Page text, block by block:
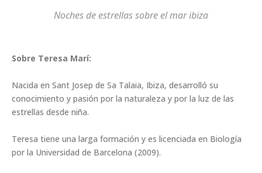
Noches de estrellas sobre el mar ibiza
Sobre Teresa Marí:
Nacida en Sant Josep de Sa Talaia, Ibiza, desarrolló su
conocimiento y pasión por la naturaleza y por la luz de las
estrellas desde niña.
Teresa tiene una larga formación y es licenciada en Biología
por la Universidad de Barcelona (2009).